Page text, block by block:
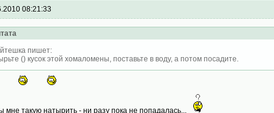
08:21:33
пишет:
() кусок этой хомаломены, поставьте в воду, а потом посадите.
мне такую натырить - ни разу пока не попадалась...